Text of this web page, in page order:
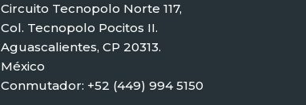
Circuito Tecnopolo Norte 117,
Col. Tecnopolo Pocitos II.
Aguascalientes, CP 20313.
México
Conmutador: +52 (449) 994 5150